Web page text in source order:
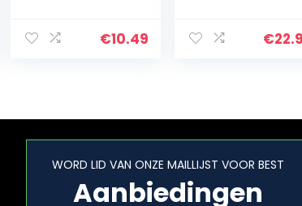
€10.49
eekhoornvoer
€
WORD LID VAN ONZE MAILLIJST VOOR BEST
Aanbiedingen